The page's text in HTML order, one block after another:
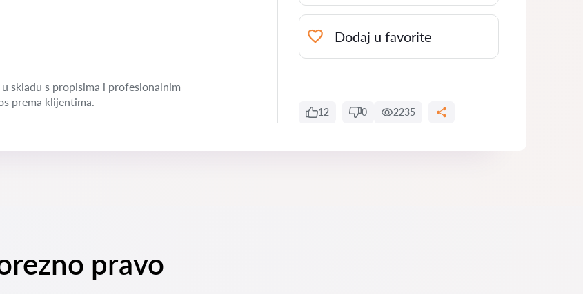
skladu s propisima i profesionalnim
prema klijentima.
Dodaj u favorite
12 0 2235
pravo